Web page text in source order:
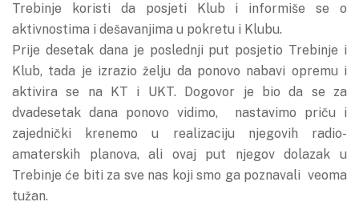
Trebinje koristi da posjeti Klub i informiše se o
aktivnostima i dešavanjima u pokretu i Klubu.
Prije desetak dana je poslednji put posjetio Trebinje i
Klub, tada je izrazio želju da ponovo nabavi opremu i
aktivira se na KT i UKT. Dogovor je bio da se za
dvadesetak dana ponovo vidimo, nastavimo priču i
zajednički krenemo u realizaciju njegovih radio-
amaterskih planova, ali ovaj put njegov dolazak u
Trebinje će biti za sve nas koji smo ga poznavali veoma
tužan.